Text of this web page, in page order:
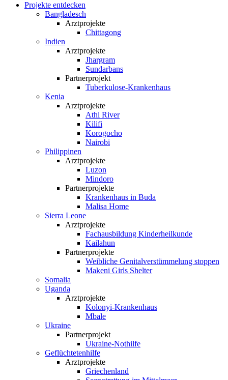
Projekte entdecken
Bangladesch
Arztprojekte
Chittagong
Indien
Arztprojekte
Jhargram
Sundarbans
Partnerprojekt
Tuberkulose-Krankenhaus
Kenia
Arztprojekte
Athi River
Kilifi
Korogocho
Nairobi
Philippinen
Arztprojekte
Luzon
Mindoro
Partnerprojekte
Krankenhaus in Buda
Malisa Home
Sierra Leone
Arztprojekte
Fachausbildung Kinderheilkunde
Kailahun
Partnerprojekte
Weibliche Genital­verstümmelung stoppen
Makeni Girls Shelter
Somalia
Uganda
Arztprojekte
Kolonyi-Krankenhaus
Mbale
Ukraine
Partnerprojekt
Ukraine-Nothilfe
Geflüchtetenhilfe
Arztprojekte
Griechenland